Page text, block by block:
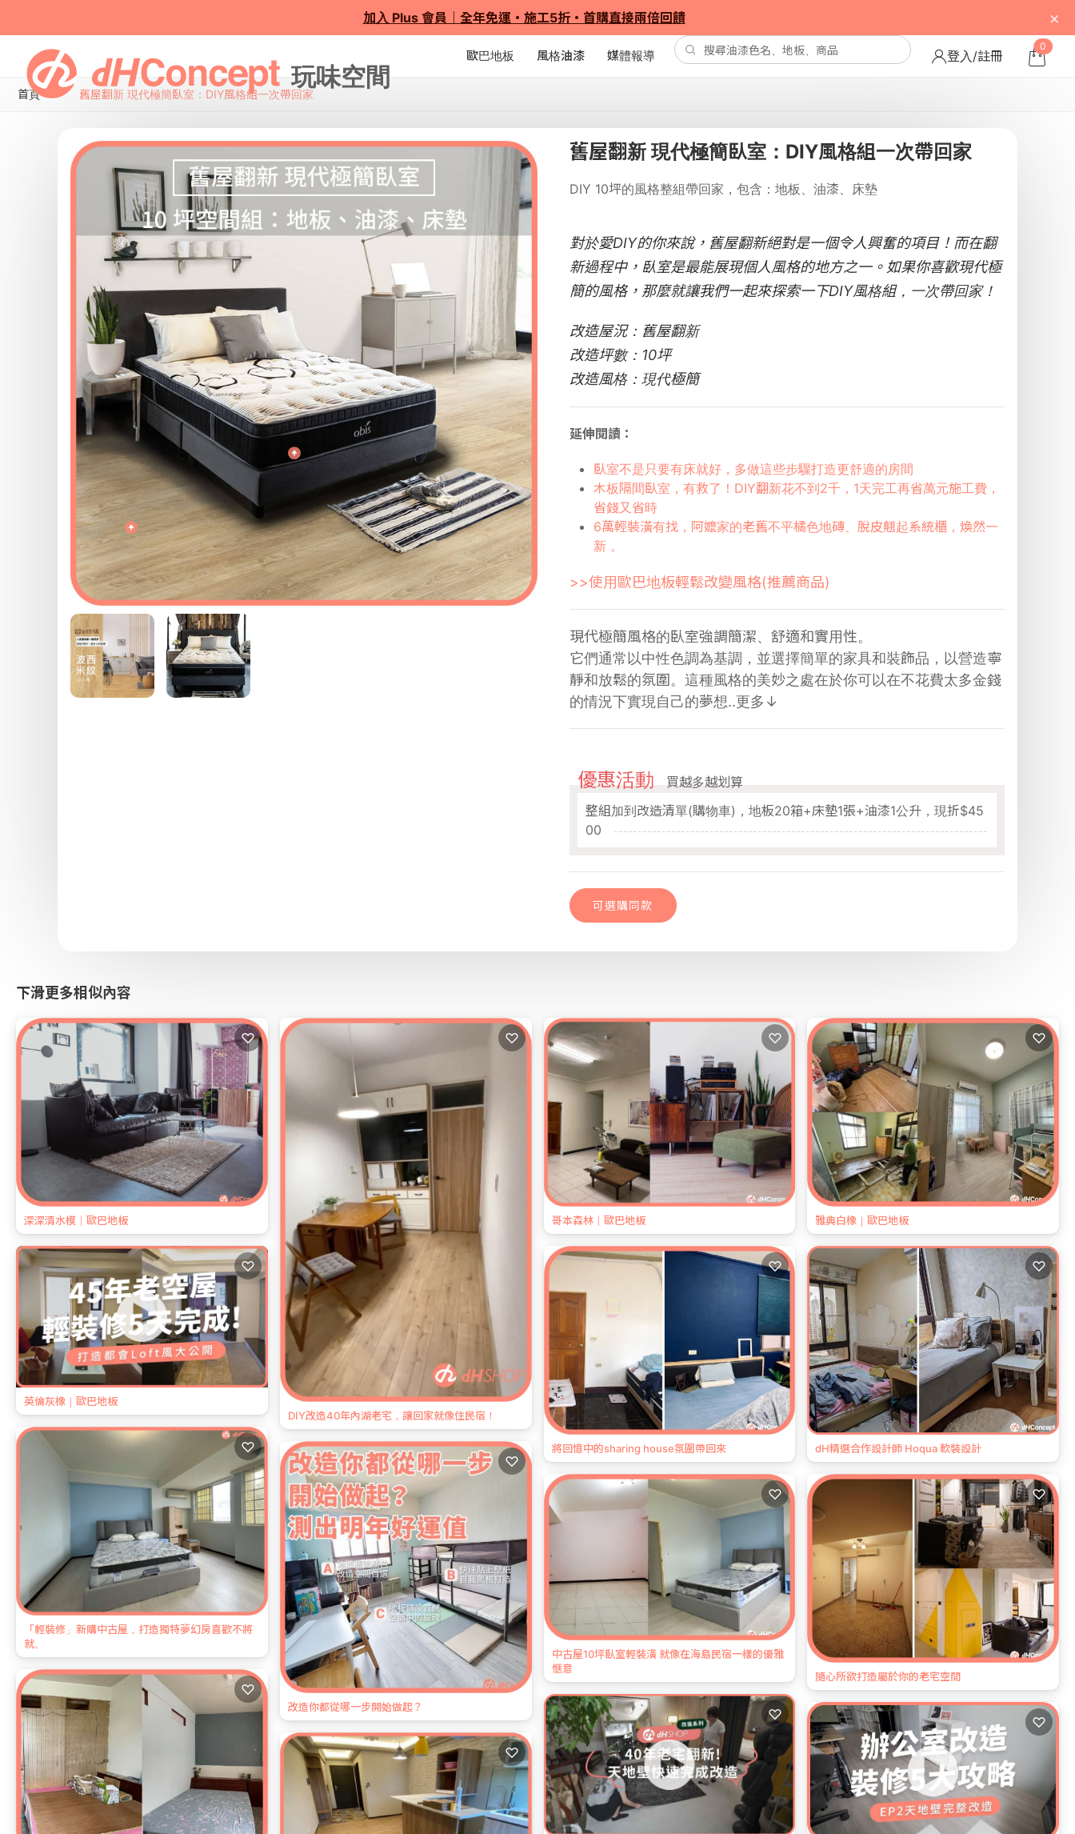
加入 Plus 會員｜全年免運・施工5折・首購直接兩倍回饋 ×
歐巴地板 風格油漆 媒體報導 登入/註冊
0
首頁 舊屋翻新 現代極簡臥室：DIY風格組一次帶回家
舊屋翻新 現代極簡臥室：DIY風格組一次帶回家
DIY 10坪的風格整組帶回家，包含：地板、油漆、床墊
對於愛DIY的你來說，舊屋翻新絕對是一個令人興奮的項目！而在翻
新過程中，臥室是最能展現個人風格的地方之一。如果你喜歡現代極
簡的風格，那麼就讓我們一起來探索一下DIY風格組，一次帶回家！
改造屋況：舊屋翻新
改造坪數：10坪
改造風格：現代極簡
延伸閱讀：
臥室不是只要有床就好，多做這些步驟打造更舒適的房間
木板隔間臥室，有救了！DIY翻新花不到2千，1天完工再省萬元施工費，
省錢又省時
6萬輕裝潢有找，阿嬤家的老舊不平橘色地磚、脫皮翹起系統櫃，煥然一
新 。
>>使用歐巴地板輕鬆改變風格(推薦商品)
現代極簡風格的臥室強調簡潔、舒適和實用性。
它們通常以中性色調為基調，並選擇簡單的家具和裝飾品，以營造寧
靜和放鬆的氛圍。這種風格的美妙之處在於你可以在不花費太多金錢
的情況下實現自己的夢想..更多↓
優惠活動
買越多越划算
整組加到改造清單(購物車)，地板20箱+床墊1張+油漆1公升，現折$45
00
可選購同款
下滑更多相似內容
深深清水模｜歐巴地板
♡
DIY改造40年內湖老宅，讓回家就像住民宿！
♡
哥本森林｜歐巴地板
♡
雅典白橡｜歐巴地板
♡
英倫灰橡｜歐巴地板
♡
改造你都從哪一步開始做起？
♡
將回憶中的sharing house氛圍帶回來
♡
dH精選合作設計師 Hoqua 軟裝設計
♡
「輕裝修」新購中古屋，打造獨特夢幻房喜歡不將
就。
♡
♡
中古屋10坪臥室輕裝潢 就像在海島民宿一樣的優雅
愜意
♡
隨心所欲打造屬於你的老宅空間
♡
♡
♡ ♡